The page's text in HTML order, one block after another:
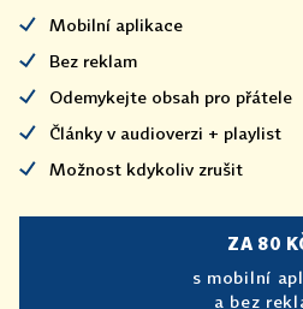
Mobilní aplikace
Bez reklam
Odemykejte obsah pro přátele
Články v audioverzi + playlist
Možnost kdykoliv zrušit
ZA 80
s mobilní
a bez